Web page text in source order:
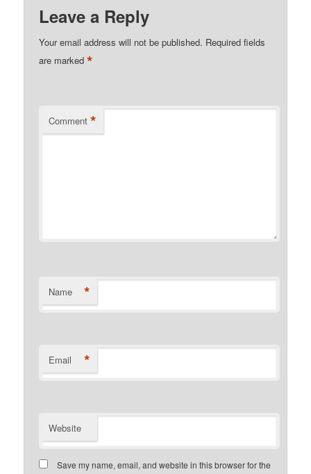
Leave a Reply
Your email address will not be published. Required fields
are marked*
Comment *
Name *
Email *
Website
Save my name, email, and website in this browser for the